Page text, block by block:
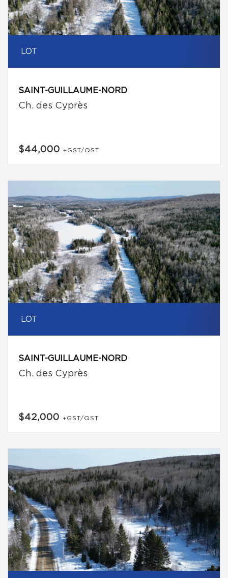
LOT
SAINT-GUILLAUME-NORD
Ch. des Cyprès
$44,000 +GST/QST
LOT
SAINT-GUILLAUME-NORD
Ch. des Cyprès
$42,000 +GST/QST